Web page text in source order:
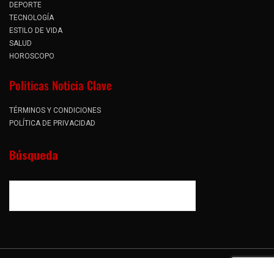
DEPORTE
TECNOLOGÍA
ESTILO DE VIDA
SALUD
HOROSCOPO
Politicas Noticia Clave
TÉRMINOS Y CONDICIONES
POLÍTICA DE PRIVACIDAD
Búsqueda